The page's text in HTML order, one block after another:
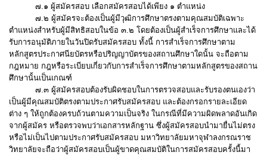
๗.๑ ผู้สมัครสอบ เลือกสมัครสอบได้เพียง ๑ ตำแหน่ง
๗.๒ ผู้สมัครจะต้องเป็นผู้มีวุฒิการศึกษาตรงตามคุณสมบัติเฉพาะ
ตำแหน่งสำหรับผู้มีสิทธิสอบในข้อ ๓.๒ โดยต้องเป็นผู้สำเร็จการศึกษาและได้
รับการอนุมัติภายในวันปิดรับสมัครสอบ ทั้งนี้ การสำเร็จการศึกษาตาม
หลักสูตรประกาศนียบัตรหรือปริญญาบัตรของสถานศึกษาใดนั้น จะถือตาม
กฎหมาย กฎหรือระเบียบเกี่ยวกับการสำเร็จการศึกษาตามหลักสูตรของสถาน
ศึกษานั้นเป็นเกณฑ์
๗.๓ ผู้สมัครสอบต้องรับผิดชอบในการตรวจสอบและรับรองตนเองว่า
เป็นผู้มีคุณสมบัติตรงตามประกาศรับสมัครสอบ และต้องกรอกรายละเอียด
ต่าง ๆ ให้ถูกต้องครบถ้วนตามความเป็นจริง ในกรณีที่มีความผิดพลาดอันเกิด
จากผู้สมัคร หรือตรวจพบว่าเอกสารหลักฐาน ซึ่งผู้สมัครสอบนำมายื่นไม่ตรง
หรือไม่เป็นไปตามประกาศรับสมัครสอบ มหาวิทยาลัยมหาจุฬาลงกรณราช
วิทยาลัยจะถือว่าผู้สมัครสอบเป็นผู้ขาดคุณสมบัติในการสมัครสอบครั้งนี้มา